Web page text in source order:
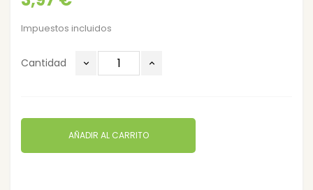
Impuestos incluidos
Cantidad
AÑADIR AL CARRITO